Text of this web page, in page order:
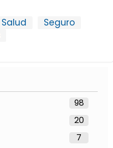
98
20
7
Salud
Seguro